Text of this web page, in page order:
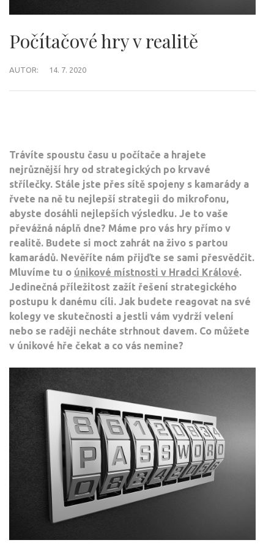
Počítačové hry v realitě
AUTOR: 14. 7. 2020
Trávíte spoustu času u počítače a hrajete
nejrůznější hry od strategických po krvavé
střílečky. Stále jste přes sítě spojeny s kamarády a
řvete na ně tu nejlepší strategii do mikrofonu,
abyste dosáhli nejlepších výsledku. Je to vaše
převážná náplň dne? Máme pro vás hry přímo v
realitě. Budete si moct zahrát na živo s partou
kamarádů. Nevěříte nám přijďte se sami přesvědčit.
Mluvíme tu o únikové místnosti v Hradci Králové.
Jedinečná příležitost zažít řešení strategického
postupu k danému cíli. Jak budete reagovat na své
kolegy ve skutečnosti a jestli vám vydrží velení
nebo se raději necháte strhnout davem. Co můžete
v únikové hře čekat a co vás nemine?